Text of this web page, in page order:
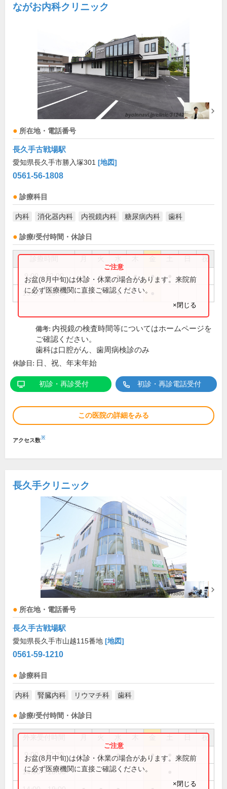
ながお内科クリニック
所在地・電話番号
長久手古戦場駅
愛知県長久手市勝入塚301 [地図]
0561-56-1808
診療科目
内科 消化器内科 内視鏡内科 糖尿病内科 歯科
診療/受付時間・休診日
祝
9:00～12:00 ● ● ● ● ●
15:30～18:30 ● ● ●
お盆(8月中旬)は休診・休業の場合があります。来院前
に必ず医療機関に直接ご確認ください。
×閉じる
備考: 内視鏡の検査時間等についてはホームページを
ご確認ください。
歯科は口腔がん、歯周病検診のみ
休診日: 日、祝、年末年始
初診・再診受付 初診・再診電話受付
この医院の詳細をみる
アクセス数※
長久手クリニック
所在地・電話番号
長久手古戦場駅
愛知県長久手市山越115番地 [地図]
0561-59-1210
診療科目
内科 腎臓内科 リウマチ科 歯科
診療/受付時間・休診日
祝
9:00～12:30 ● ● ● ●
14:00～18:00
お盆(8月中旬)は休診・休業の場合があります。来院前
に必ず医療機関に直接ご確認ください。
×閉じる